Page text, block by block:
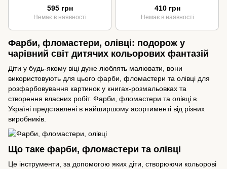
595 грн
Немає в наявності
410 грн
Немає в наявності
Фарби, фломастери, олівці: подорож у
чарівний світ дитячих кольорових фантазій
Діти у будь-якому віці дуже люблять малювати, вони
використовують для цього фарби, фломастери та олівці для
розфарбовування картинок у книгах-розмальовках та
створення власних робіт. Фарби, фломастери та олівці в
Україні представлені в найширшому асортименті від різних
виробників.
Що таке фарби, фломастери та олівці
Це інструменти, за допомогою яких діти, створюючи кольорові